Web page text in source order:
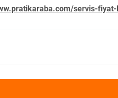
servis-